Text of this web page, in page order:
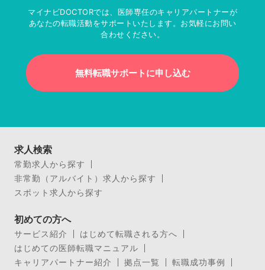
マイナビDOCTORでは、医師専任のキャリアパートナーが
あなたの転職活動をサポートいたします。お気軽にお問い
合わせください。
無料転職サポートに申し込む
求人検索
常勤求人から探す
非常勤（アルバイト）求人から探す
スポット求人から探す
初めての方へ
サービス紹介
はじめて転職される方へ
はじめての医師転職マニュアル
キャリアパートナー紹介
拠点一覧
転職成功事例